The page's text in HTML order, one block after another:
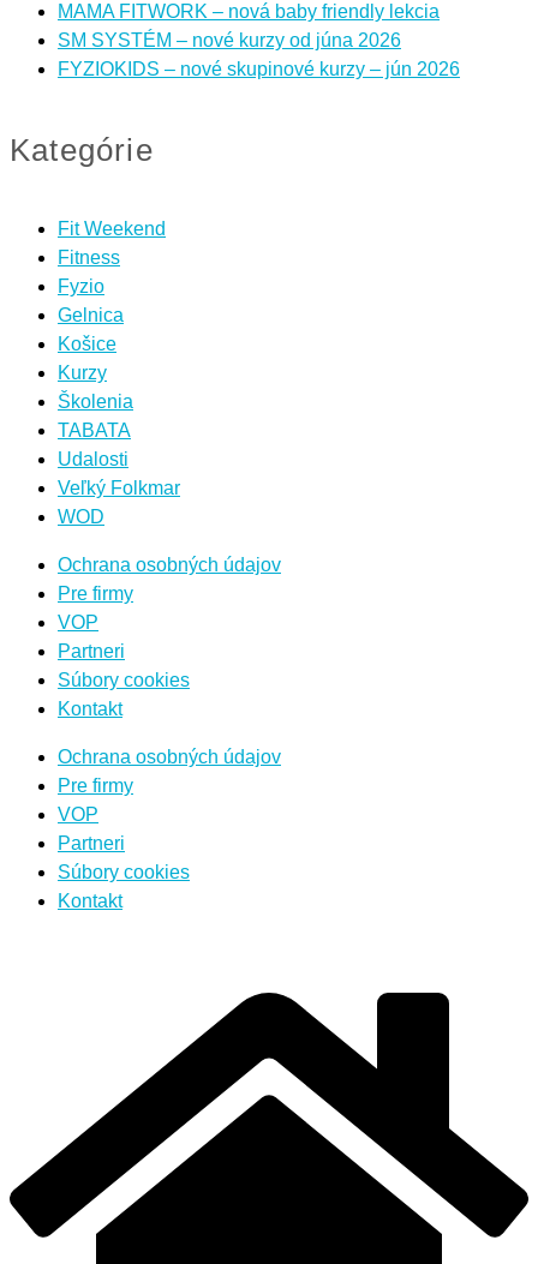
MAMA FITWORK – nová baby friendly lekcia
SM SYSTÉM – nové kurzy od júna 2026
FYZIOKIDS – nové skupinové kurzy – jún 2026
Kategórie
Fit Weekend
Fitness
Fyzio
Gelnica
Košice
Kurzy
Školenia
TABATA
Udalosti
Veľký Folkmar
WOD
Ochrana osobných údajov
Pre firmy
VOP
Partneri
Súbory cookies
Kontakt
Ochrana osobných údajov
Pre firmy
VOP
Partneri
Súbory cookies
Kontakt